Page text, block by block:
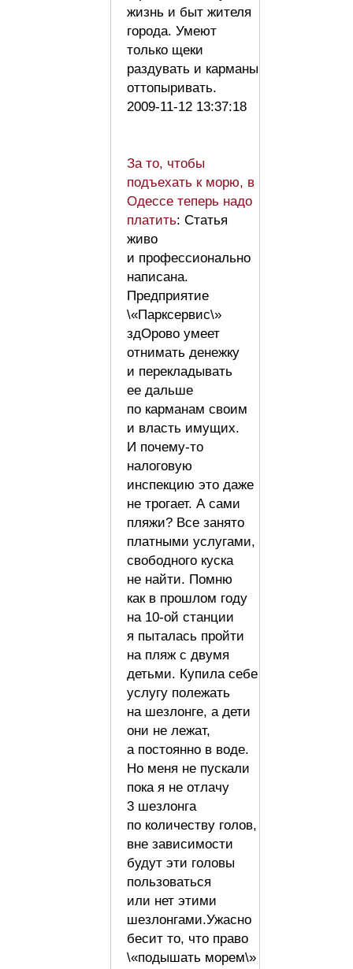
жизнь и быт жителя
города. Умеют
только щеки
раздувать и карманы
оттопыривать.
2009-11-12 13:37:18
За то, чтобы
подъехать к морю, в
Одессе теперь надо
платить: Статья
живо
и профессионально
написана.
Предприятие
\«Парксервис\»
здОрово умеет
отнимать денежку
и перекладывать
ее дальше
по карманам своим
и власть имущих.
И почему-то
налоговую
инспекцию это даже
не трогает. А сами
пляжи? Все занято
платными услугами,
свободного куска
не найти. Помню
как в прошлом году
на 10-ой станции
я пыталась пройти
на пляж с двумя
детьми. Купила себе
услугу полежать
на шезлонге, а дети
они не лежат,
а постоянно в воде.
Но меня не пускали
пока я не отлачу
3 шезлонга
по количеству голов,
вне зависимости
будут эти головы
пользоваться
или нет этими
шезлонгами.Ужасно
бесит то, что право
\«подышать морем\»